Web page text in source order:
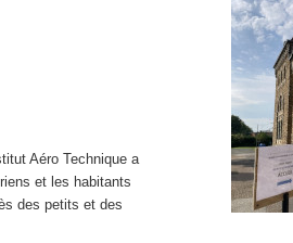
Aéro Technique a
et les habitants
des petits et des